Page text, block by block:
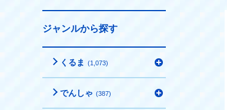
ジャンルから探す
くるま (1,073)
でんしゃ (387)